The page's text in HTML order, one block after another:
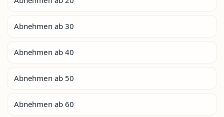
Abnehmen ab 30
Abnehmen ab 40
Abnehmen ab 50
Abnehmen ab 60